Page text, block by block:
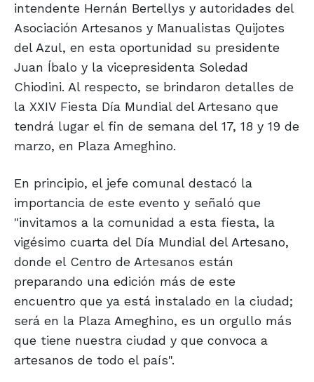
intendente Hernán Bertellys y autoridades del
Asociación Artesanos y Manualistas Quijotes
del Azul, en esta oportunidad su presidente
Juan Íbalo y la vicepresidenta Soledad
Chiodini. Al respecto, se brindaron detalles de
la XXIV Fiesta Día Mundial del Artesano que
tendrá lugar el fin de semana del 17, 18 y 19 de
marzo, en Plaza Ameghino.
En principio, el jefe comunal destacó la
importancia de este evento y señaló que
"invitamos a la comunidad a esta fiesta, la
vigésimo cuarta del Día Mundial del Artesano,
donde el Centro de Artesanos están
preparando una edición más de este
encuentro que ya está instalado en la ciudad;
será en la Plaza Ameghino, es un orgullo más
que tiene nuestra ciudad y que convoca a
artesanos de todo el país".